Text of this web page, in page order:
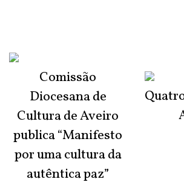
Comissão
Diocesana de
Cultura de Aveiro
publica “Manifesto
por uma cultura da
autêntica paz”